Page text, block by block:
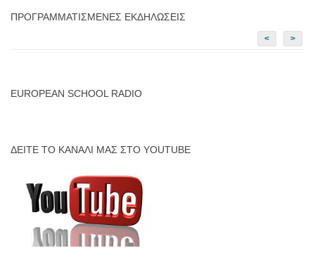
ΠΡΟΓΡΑΜΜΑΤΙΣΜΈΝΕΣ ΕΚΔΗΛΏΣΕΙΣ
< >
EUROPEAN SCHOOL RADIO
ΔΕΊΤΕ ΤΟ ΚΑΝΆΛΙ ΜΑΣ ΣΤΟ YOUTUBE